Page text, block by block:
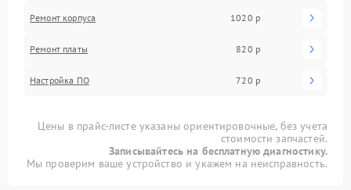
Ремонт корпуса 1020 р
Ремонт платы 820 р
Настройка ПО 720 р
Цены в прайс-листе указаны ориентировочные, без учета
стоимости запчастей.
Записывайтесь на бесплатную диагностику.
Мы проверим ваше устройство и укажем на неисправность.